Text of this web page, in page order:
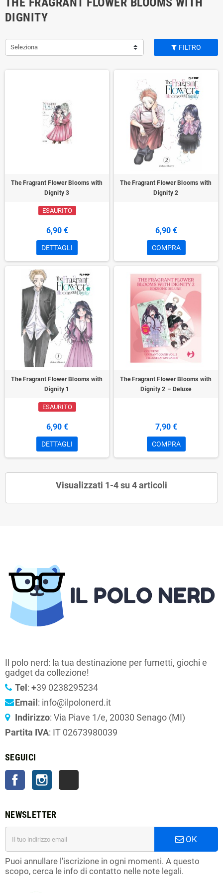
DIGNITY
Seleziona FILTRO
The Fragrant Flower Blooms with
Dignity 3
ESAURITO
6,90 €
DETTAGLI
The Fragrant Flower Blooms with
Dignity 2
6,90 €
COMPRA
The Fragrant Flower Blooms with
Dignity 1
ESAURITO
6,90 €
DETTAGLI
The Fragrant Flower Blooms with
Dignity 2 – Deluxe
7,90 €
COMPRA
Visualizzati 1-4 su 4 articoli
Il polo nerd: la tua destinazione per fumetti, giochi e
gadget da collezione!
Tel : +39 0238295234
Email : info@ilpolonerd.it
Indirizzo: Via Piave 1/e, 20030 Senago (MI)
Partita IVA: IT 02673980039
SEGUICI
FacebookInstagram
NEWSLETTER
OK
Puoi annullare l'iscrizione in ogni momenti. A questo
scopo, cerca le info di contatto nelle note legali.